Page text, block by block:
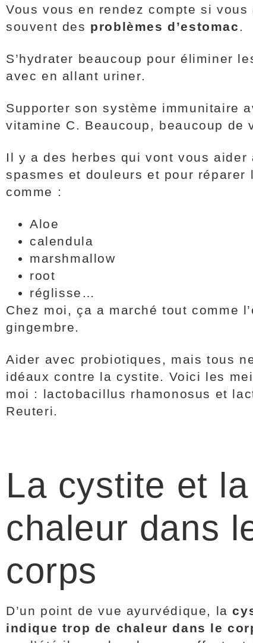
Vous vous en rendez compte si vous
souvent des problèmes d’estomac .
S’hydrater beaucoup pour éliminer
avec en allant uriner.
Supporter son système immunitaire
vitamine C. Beaucoup, beaucoup de
Il y a des herbes qui vont vous aider
spasmes et douleurs et pour réparer
comme :
Aloe
calendula
marshmallow
root
réglisse…
Chez moi, ça a marché tout comme
gingembre.
Aider avec probiotiques, mais tous
idéaux contre la cystite. Voici les
moi : lactobacillus rhamonosus et
Reuteri.
La cystite et la
chaleur dans
corps
D’un point de vue ayurvédique, la
indique trop de chaleur dans le